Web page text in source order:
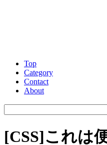
Top
Category
Contact
About
[CSS]これは